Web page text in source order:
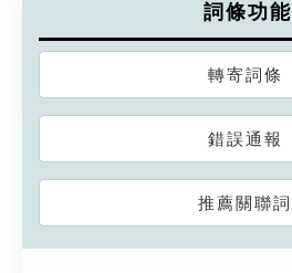
詞條功能
轉寄詞條
錯誤通報
推薦關聯詞